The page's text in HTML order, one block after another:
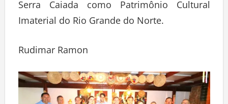
Serra Caiada como Patrimônio Cultural
Imaterial do Rio Grande do Norte.
Rudimar Ramon